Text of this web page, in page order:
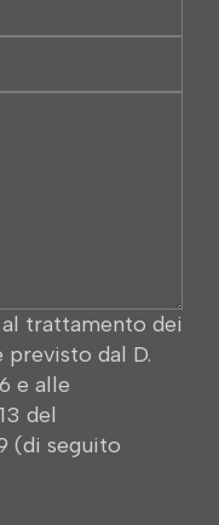
trattamento dei
dal D.
e alle
del
(di seguito